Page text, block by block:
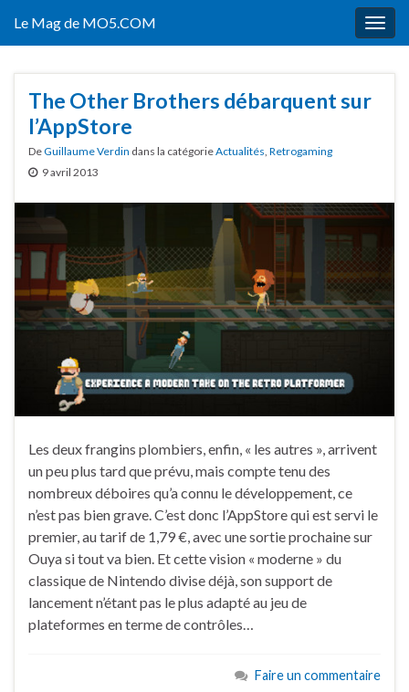
Le Mag de MO5.COM
The Other Brothers débarquent sur
l’AppStore
DeGuillaume Verdin dans la catégorieActualités, Retrogaming
9 avril 2013
Les deux frangins plombiers, enfin, « les autres », arrivent
un peu plus tard que prévu, mais compte tenu des
nombreux déboires qu’a connu le développement, ce
n’est pas bien grave. C’est donc l’AppStore qui est servi le
premier, au tarif de 1,79 €, avec une sortie prochaine sur
Ouya si tout va bien. Et cette vision « moderne » du
classique de Nintendo divise déjà, son support de
lancement n’étant pas le plus adapté au jeu de
plateformes en terme de contrôles…
Faire un commentaire